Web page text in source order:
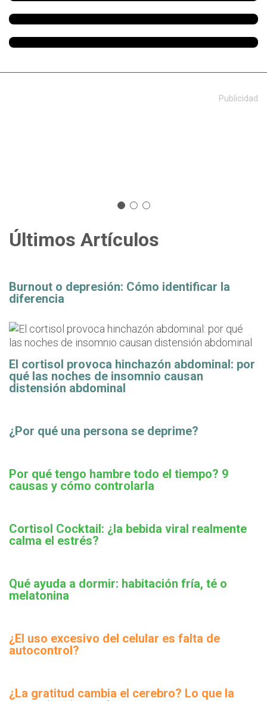
Publicidad
Últimos Artículos
Burnout o depresión: Cómo identificar la
diferencia
El cortisol provoca hinchazón abdominal: por
qué las noches de insomnio causan
distensión abdominal
¿Por qué una persona se deprime?
Por qué tengo hambre todo el tiempo? 9
causas y cómo controlarla
Cortisol Cocktail: ¿la bebida viral realmente
calma el estrés?
Qué ayuda a dormir: habitación fría, té o
melatonina
¿El uso excesivo del celular es falta de
autocontrol?
¿La gratitud cambia el cerebro? Lo que la